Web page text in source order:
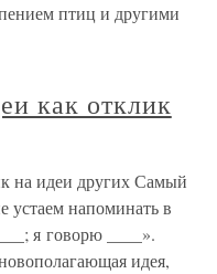
птиц и другими
как отклик
на идеи других Самый
устаем напоминать в
я говорю ____».
идея,